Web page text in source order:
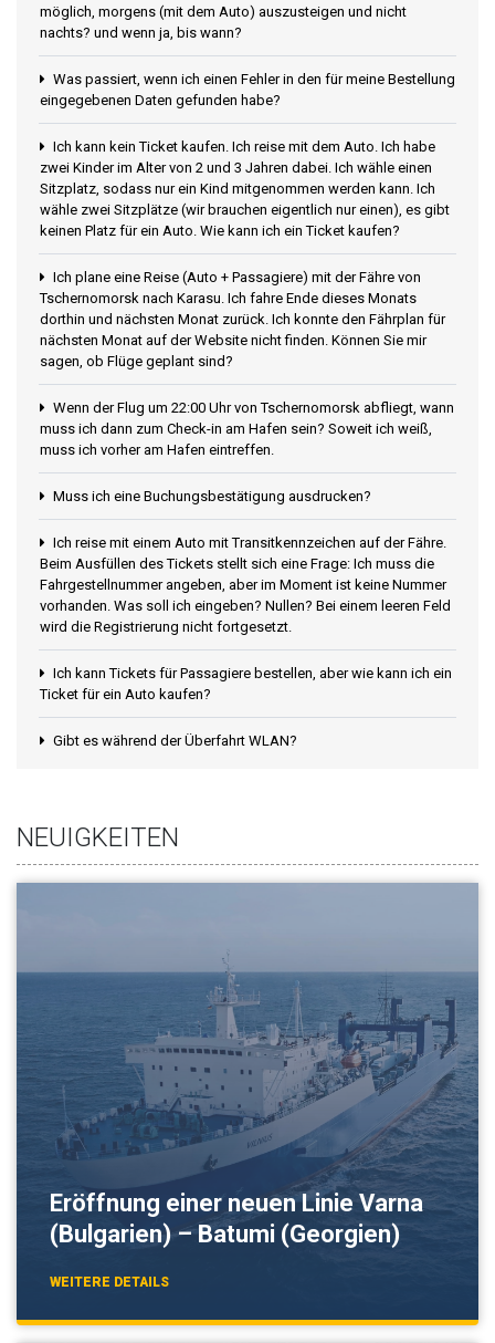
möglich, morgens (mit dem Auto) auszusteigen und nicht
nachts? und wenn ja, bis wann?
Was passiert, wenn ich einen Fehler in den für meine Bestellung
eingegebenen Daten gefunden habe?
Ich kann kein Ticket kaufen. Ich reise mit dem Auto. Ich habe
zwei Kinder im Alter von 2 und 3 Jahren dabei. Ich wähle einen
Sitzplatz, sodass nur ein Kind mitgenommen werden kann. Ich
wähle zwei Sitzplätze (wir brauchen eigentlich nur einen), es gibt
keinen Platz für ein Auto. Wie kann ich ein Ticket kaufen?
Ich plane eine Reise (Auto + Passagiere) mit der Fähre von
Tschernomorsk nach Karasu. Ich fahre Ende dieses Monats
dorthin und nächsten Monat zurück. Ich konnte den Fährplan für
nächsten Monat auf der Website nicht finden. Können Sie mir
sagen, ob Flüge geplant sind?
Wenn der Flug um 22:00 Uhr von Tschernomorsk abfliegt, wann
muss ich dann zum Check-in am Hafen sein? Soweit ich weiß,
muss ich vorher am Hafen eintreffen.
Muss ich eine Buchungsbestätigung ausdrucken?
Ich reise mit einem Auto mit Transitkennzeichen auf der Fähre.
Beim Ausfüllen des Tickets stellt sich eine Frage: Ich muss die
Fahrgestellnummer angeben, aber im Moment ist keine Nummer
vorhanden. Was soll ich eingeben? Nullen? Bei einem leeren Feld
wird die Registrierung nicht fortgesetzt.
Ich kann Tickets für Passagiere bestellen, aber wie kann ich ein
Ticket für ein Auto kaufen?
Gibt es während der Überfahrt WLAN?
NEUIGKEITEN
Eröffnung einer neuen Linie Varna
(Bulgarien) – Batumi (Georgien)
WEITERE DETAILS